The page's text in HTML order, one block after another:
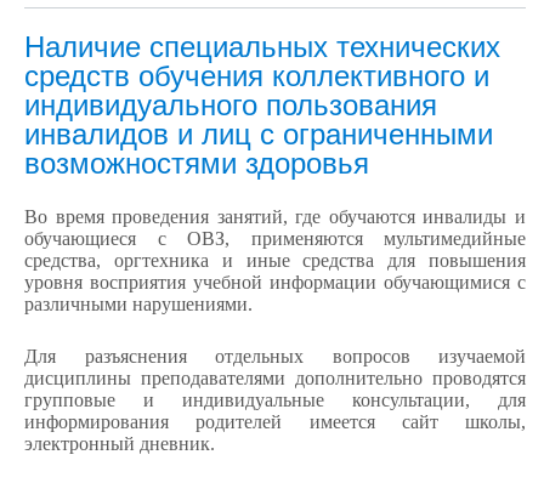
Наличие специальных технических
средств обучения коллективного и
индивидуального пользования
инвалидов и лиц с ограниченными
возможностями здоровья
Во время проведения занятий, где обучаются инвалиды и
обучающиеся с ОВЗ, применяются мультимедийные
средства, оргтехника и иные средства для повышения
уровня восприятия учебной информации обучающимися с
различными нарушениями.
Для разъяснения отдельных вопросов изучаемой
дисциплины преподавателями дополнительно проводятся
групповые и индивидуальные консультации, для
информирования родителей имеется сайт школы,
электронный дневник.